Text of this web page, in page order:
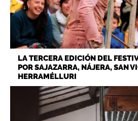
LA TERCERA EDICIÓN DEL
POR SAJAZARRA, NÁJERA, SAN
HERRAMÉLLURI